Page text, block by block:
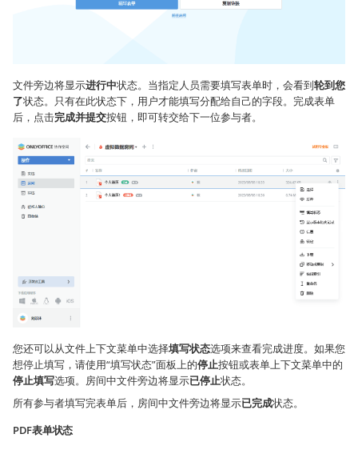
文件旁边将显示进行中状态。当指定人员需要填写表单时，会看到轮到您
了状态。只有在此状态下，用户才能填写分配给自己的字段。完成表单
后，点击完成并提交按钮，即可转交给下一位参与者。
您还可以从文件上下文菜单中选择填写状态选项来查看完成进度。如果您
想停止填写，请使用“填写状态”面板上的停止按钮或表单上下文菜单中的
停止填写选项。房间中文件旁边将显示已停止状态。
所有参与者填写完表单后，房间中文件旁边将显示已完成状态。
PDF表单状态